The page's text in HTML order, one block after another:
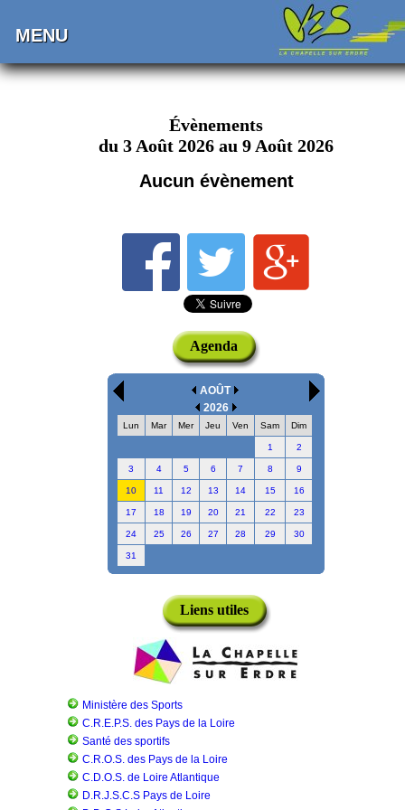
MENU
Évènements
du 3 Août 2026 au 9 Août 2026
Aucun évènement
Agenda
AOÛT
2026
Lun Mar Mer Jeu Ven Sam Dim
1 2
3 4 5 6 7 8 9
10 11 12 13 14 15 16
17 18 19 20 21 22 23
24 25 26 27 28 29 30
31
Liens utiles
Ministère des Sports
C.R.E.P.S. des Pays de la Loire
Santé des sportifs
C.R.O.S. des Pays de la Loire
C.D.O.S. de Loire Atlantique
D.R.J.S.C.S Pays de Loire